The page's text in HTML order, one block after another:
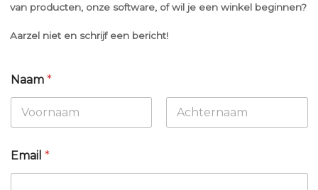
van producten, onze software, of wil je een winkel beginnen?
Aarzel niet en schrijf een bericht!
Naam *
Email *